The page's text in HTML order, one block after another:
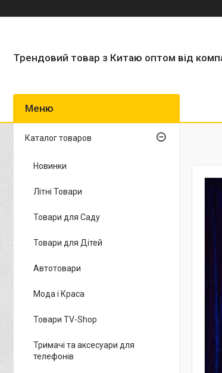
Трендовий товар з Китаю оптом від
Каталог товаров
Новинки
Літні Товари
Товари для Саду
Товари для Дітей
Автотовари
Мода і Краса
Товари TV-Shop
Тримачі та аксесуари для
телефонів